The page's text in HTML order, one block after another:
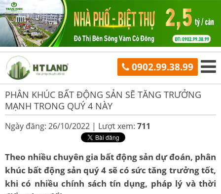
0902.99.38.99
PHÂN KHÚC BẤT ĐỘNG SẢN SẼ TĂNG TRƯỞNG
MẠNH TRONG QUÝ 4 NÀY
Ngày đăng: 26/10/2022 | Lượt xem: 711
Theo nhiều chuyên gia bất động sản dự đoán, phân
khúc bất động sản quý 4 sẽ có sức tăng trưởng tốt,
khi có nhiều chính sách tín dụng, pháp lý và thời